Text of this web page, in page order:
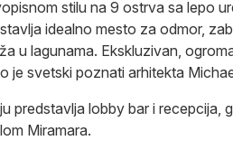
stilu na 9 ostrva sa lepo
idealno mesto za odmor,
u lagunama. Ekskluzivan,
je svetski poznati arhitekta
predstavlja lobby bar i recepcija,
Miramara.